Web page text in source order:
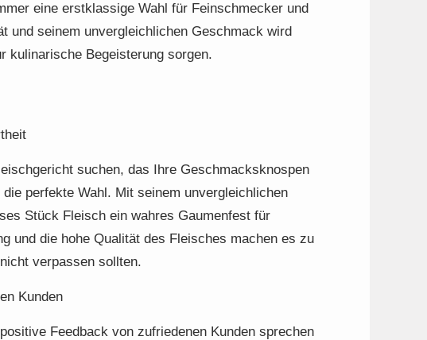
eine erstklassige Wahl für Feinschmecker und
und seinem unvergleichlichen Geschmack wird
kulinarische Begeisterung sorgen.
suchen, das Ihre Geschmacksknospen
perfekte Wahl. Mit seinem unvergleichlichen
Stück Fleisch ein wahres Gaumenfest für
und die hohe Qualität des Fleisches machen es zu
verpassen sollten.
Kunden
Feedback von zufriedenen Kunden sprechen